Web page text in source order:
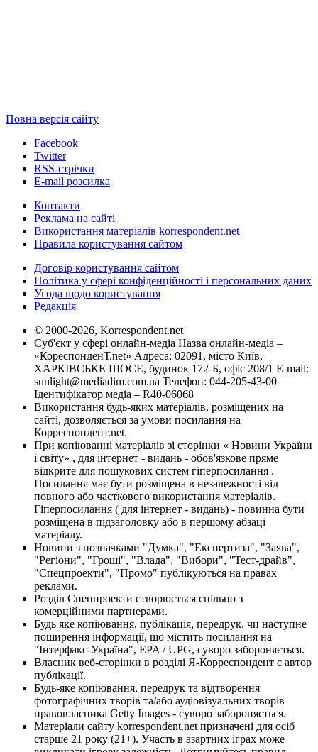
Повна версія сайту
Facebook
Twitter
RSS-стрічки
E-mail розсилка
Контакти
Реклама на сайті
Використання матеріалів korrespondent.net
Правила користування сайтом
Договір користування сайтом
Політика у сфері конфіденційності і персональних даних
Угода щодо користування
Редакція
© 2000-2026, Korrespondent.net
Суб'єкт у сфері онлайн-медіа Назва онлайн-медіа –
«КореспонденТ.net» Адреса: 02091, місто Київ,
ХАРКІВСЬКЕ ШОСЕ, будинок 172-Б, офіс 208/1 E-mail:
sunlight@mediadim.com.ua Телефон: 044-205-43-00
Ідентифікатор медіа – R40-06068
Використання будь-яких матеріалів, розміщених на
сайті, дозволяється за умови посилання на
Корреспондент.net.
При копіюванні матеріалів зі сторінки « Новини України
і світу» , для інтернет - видань - обов'язкове пряме
відкрите для пошукових систем гіперпосилання .
Посилання має бути розміщена в незалежності від
повного або часткового використання матеріалів.
Гіперпосилання ( для інтернет - видань) - повинна бути
розміщена в підзаголовку або в першому абзаці
матеріалу.
Новини з позначками "Думка", "Експертиза", "Заява",
"Регіони", "Гроші", "Влада", "Вибори", "Тест-драйв",
"Спецпроекти", "Промо" публікуються на правах
реклами.
Розділ Спецпроекти створюється спільно з
комерційними партнерами.
Будь яке копіювання, публікація, передрук, чи наступне
поширення інформації, що містить посилання на
"Інтерфакс-Україна", EPA / UPG, суворо забороняється.
Власник веб-сторінки в розділі Я-Корреспондент є автор
публікації.
Будь-яке копіювання, передрук та відтворення
фотографічних творів та/або аудіовізуальних творів
правовласника Getty Images - суворо забороняється.
Матеріали сайту korrespondent.net призначені для осіб
старше 21 року (21+). Участь в азартних іграх може